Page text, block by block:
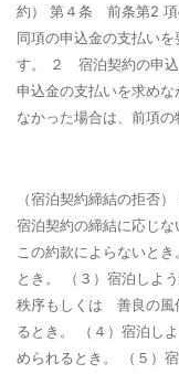
約） 第４条 前条第2 項
同項の申込金の支払い
す。 ２ 宿泊契約の申込
申込金の支払いを求め
なかった場合は、前項の
（宿泊契約締結の拒否）
宿泊契約の締結に応じな
この約款によらないと
とき。 （３）宿泊しよ
秩序もしくは 善良の風
るとき。 （４）宿泊し
められるとき。 （５）